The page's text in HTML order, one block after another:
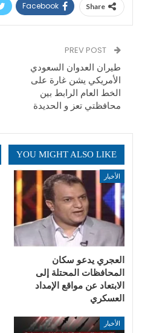
Share
Facebook
طيران العدوان السعودي
الأمريكي يشن غارة على
الخط العام الرابط بين
محافظتي تعز و الحديدة
YOU MIGHT ALSO LIKE
الأخبار
العجري يدعو سكان
المحافظات المحتلة إلى
الابتعاد عن مواقع الإمداد
العسكري
الأخبار